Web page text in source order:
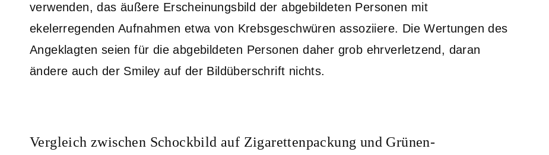
verwenden, das äußere Erscheinungsbild der abgebildeten Personen mit
ekelerregenden Aufnahmen etwa von Krebsgeschwüren assoziiere. Die Wertungen des
Angeklagten seien für die abgebildeten Personen daher grob ehrverletzend, daran
ändere auch der Smiley auf der Bildüberschrift nichts.
Vergleich zwischen Schockbild auf Zigarettenpackung und Grünen-